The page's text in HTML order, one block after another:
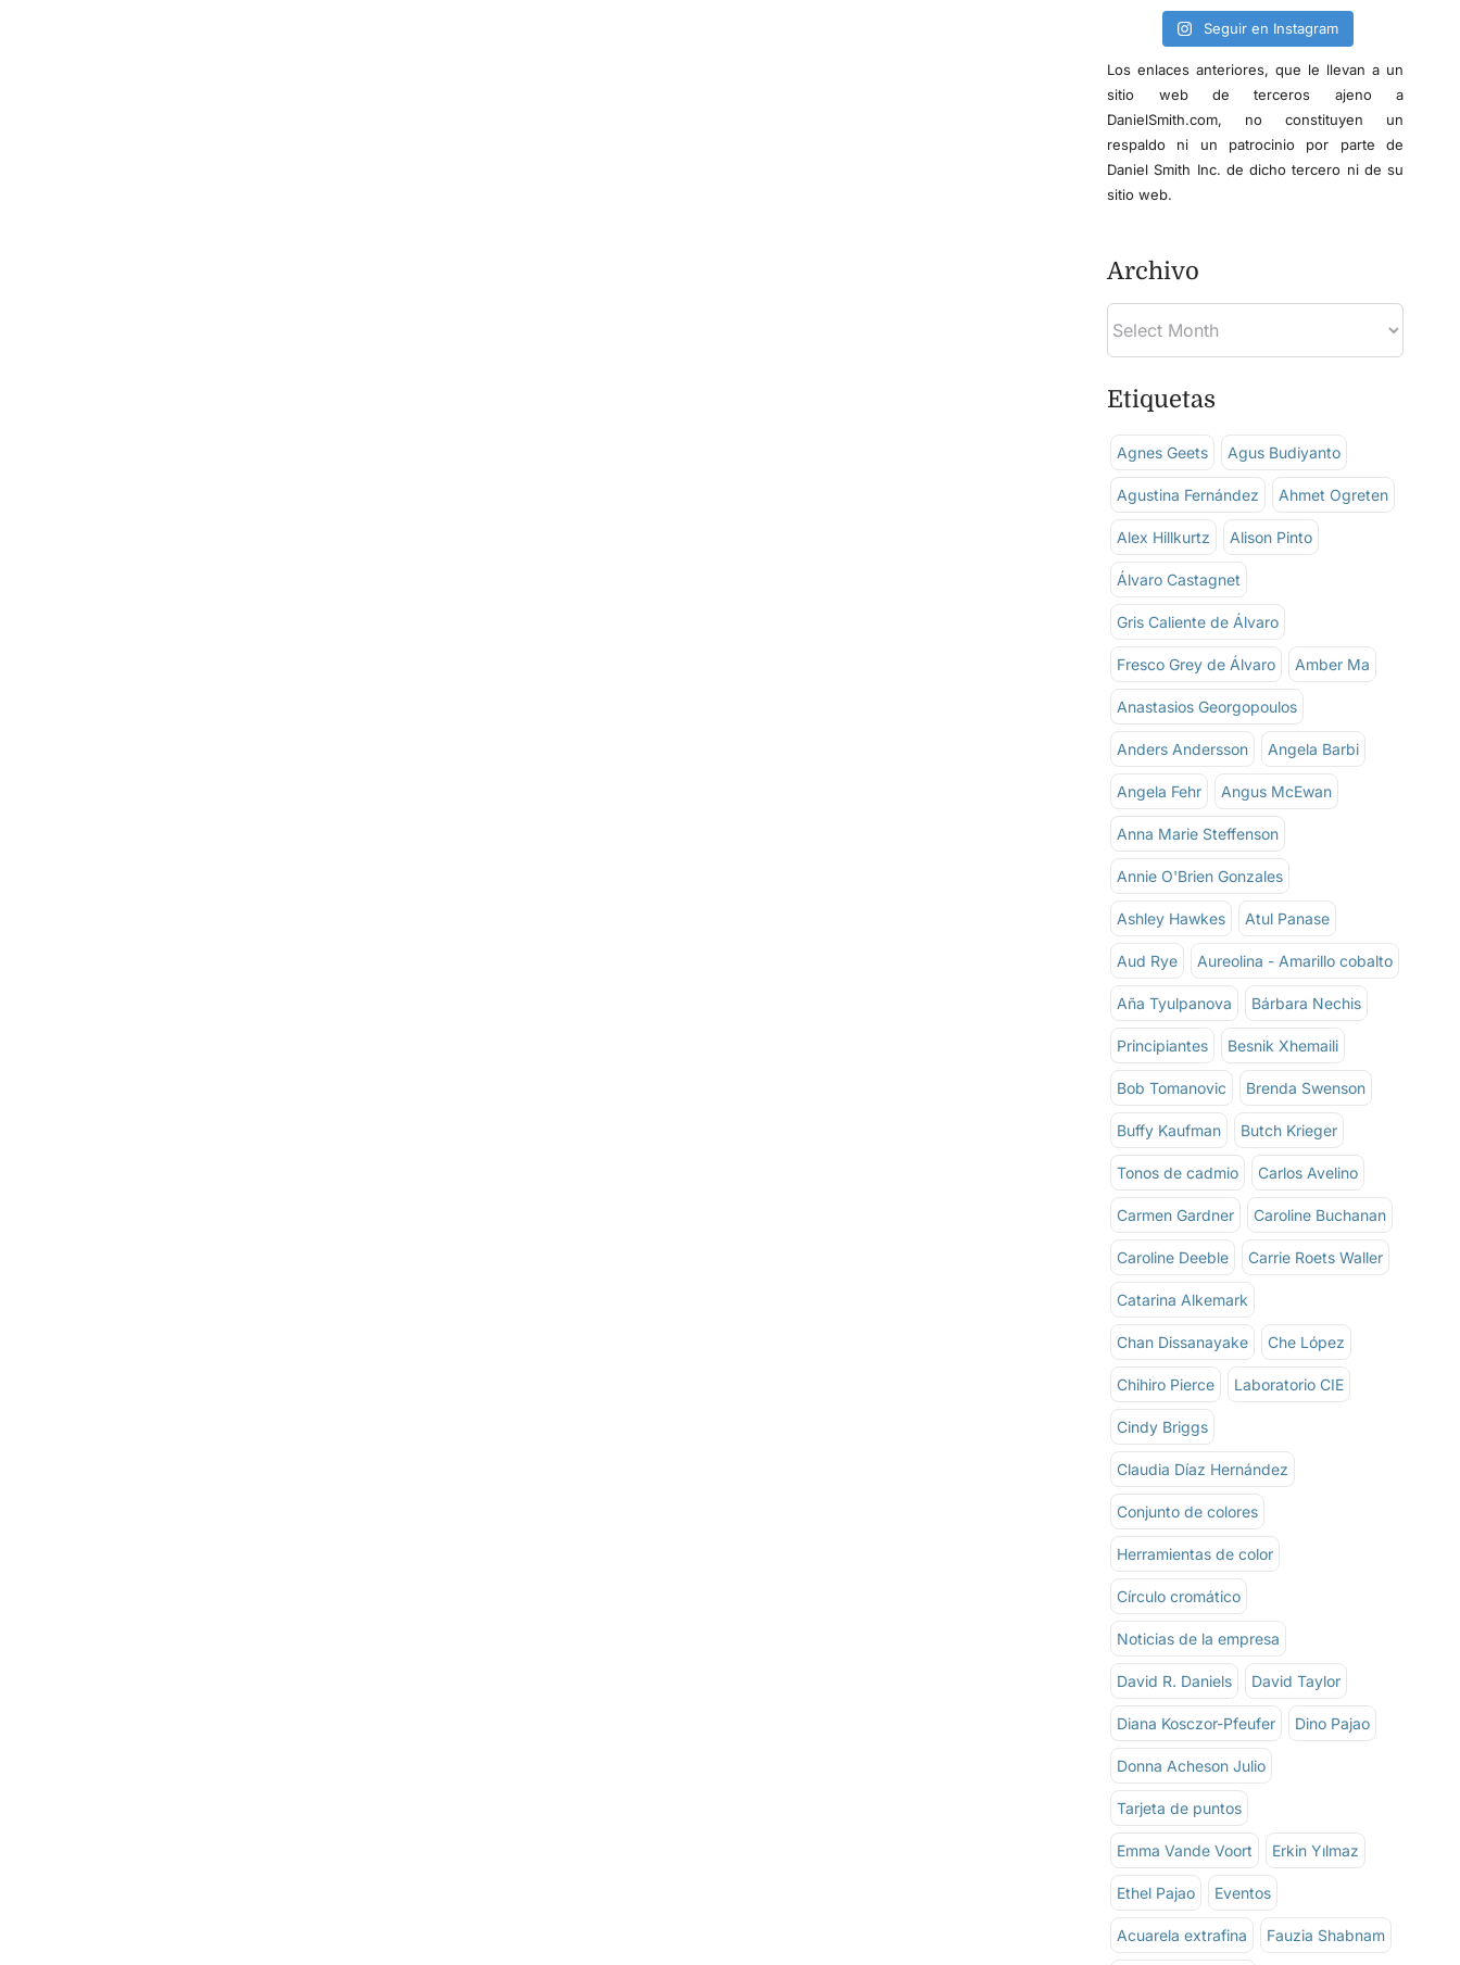
Seguir en Instagram
Los enlaces anteriores, que le llevan a un
sitio web de terceros ajeno a
DanielSmith.com, no constituyen un
respaldo ni un patrocinio por parte de
Daniel Smith Inc. de dicho tercero ni de su
sitio web.
Archivo
Etiquetas
Agnes Geets Agus Budiyanto
Agustina Fernández Ahmet Ogreten
Alex Hillkurtz Alison Pinto
Álvaro Castagnet
Gris Caliente de Álvaro
Fresco Grey de Álvaro Amber Ma
Anastasios Georgopoulos
Anders Andersson Angela Barbi
Angela Fehr Angus McEwan
Anna Marie Steffenson
Annie O'Brien Gonzales
Ashley Hawkes Atul Panase
Aud Rye Aureolina - Amarillo cobalto
Aña Tyulpanova Bárbara Nechis
Principiantes Besnik Xhemaili
Bob Tomanovic Brenda Swenson
Buffy Kaufman Butch Krieger
Tonos de cadmio Carlos Avelino
Carmen Gardner Caroline Buchanan
Caroline Deeble Carrie Roets Waller
Catarina Alkemark
Chan Dissanayake Che López
Chihiro Pierce Laboratorio CIE
Cindy Briggs
Claudia Díaz Hernández
Conjunto de colores
Herramientas de color
Círculo cromático
Noticias de la empresa
David R. Daniels David Taylor
Diana Kosczor-Pfeufer Dino Pajao
Donna Acheson Julio
Tarjeta de puntos
Emma Vande Voort Erkin Yılmaz
Ethel Pajao Eventos
Acuarela extrafina Fauzia Shabnam